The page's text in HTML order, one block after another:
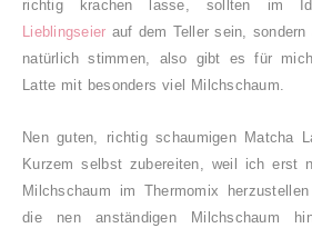
richtig krachen lasse, sollten im
Lieblingseier auf dem Teller sein,
natür lichstimmen, also gibt es für
Latte mit besonders viel Milchschaum.
Nen guten, richtig schaumigen Matcha
Kurzem selbst zubereiten, weil ich erst
Milchschaum im Thermomix
herzustellen
die nen anständigen Milchschaum